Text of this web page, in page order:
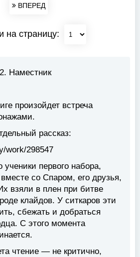
ВПЕРЕД
на страницу:
Наместник
произойдет встреча
рассказ:
work/298547
первого набора,
со Спаром, его друзья,
взяли в плен при битве
клайдов. У ситкаров эти
сбежать и добраться
С этого момента
чтение — не критично,